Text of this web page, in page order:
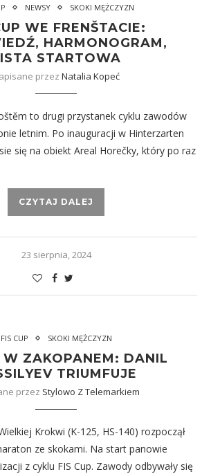
NEWSY SKOKI MĘŻCZYZN
WE FRENŠTACIE:
HARMONOGRAM,
STARTOWA
przez Natalia Kopeć
to drugi przystanek cyklu zawodów
letnim. Po inauguracji w Hinterzarten
się na obiekt Areal Horečky, który po raz
CZYTAJ DALEJ
23 sierpnia, 2024
FIS CUP SKOKI MĘŻCZYZN
W ZAKOPANEM: DANIL
TRIUMFUJE
przez Stylowo Z Telemarkiem
Krokwi (K-125, HS-140) rozpoczął
ze skokami. Na start panowie
z cyklu FIS Cup. Zawody odbywały się